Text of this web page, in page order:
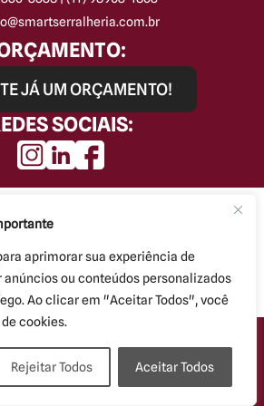
aprimorar sua experiência de
anúncios ou conteúdos personalizados
Ao clicar em "Aceitar Todos", você
cookies.
Rejeitar Todos Aceitar Todos
JÁ UM ORÇAMENTO!
SOCIAIS:
- Criação de Sites